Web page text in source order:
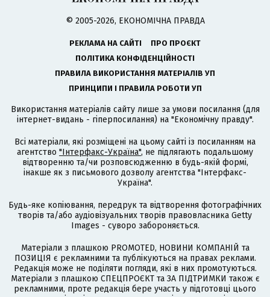
© 2005-2026, ЕКОНОМІЧНА ПРАВДА
РЕКЛАМА НА САЙТІ
ПРО ПРОЄКТ
ПОЛІТИКА КОНФІДЕНЦІЙНОСТІ
ПРАВИЛА ВИКОРИСТАННЯ МАТЕРІАЛІВ УП
ПРИНЦИПИ І ПРАВИЛА РОБОТИ УП
Використання матеріалів сайту лише за умови посилання (для
інтернет-видань - гіперпосилання) на "Економічну правду".
Всі матеріали, які розміщені на цьому сайті із посиланням на
агентство "Інтерфакс-Україна", не підлягають подальшому
відтворенню та/чи розповсюдженню в будь-якій формі,
інакше як з письмового дозволу агентства "Інтерфакс-
Україна".
Будь-яке копіювання, передрук та відтворення фотографічних
творів та/або аудіовізуальних творів правовласника Getty
Images - суворо забороняється.
Матеріали з плашкою PROMOTED, НОВИНИ КОМПАНІЙ та
ПОЗИЦІЯ є рекламними та публікуються на правах реклами.
Редакція може не поділяти погляди, які в них промотуються.
Матеріали з плашкою СПЕЦПРОЄКТ та ЗА ПІДТРИМКИ також є
рекламними, проте редакція бере участь у підготовці цього